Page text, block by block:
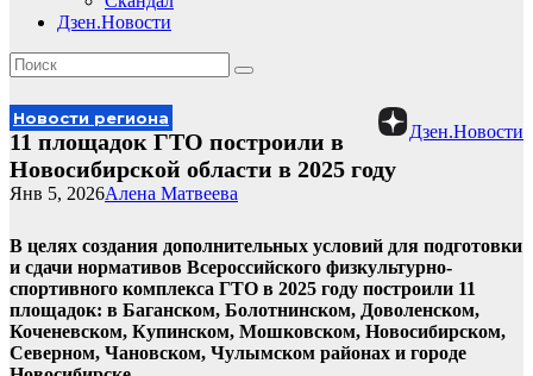
Дзен.Новости
Дзен.Новости
Новости региона
11 площадок ГТО построили в
Новосибирской области в 2025 году
Алена Матвеева
Янв 5, 2026
В целях создания дополнительных условий для подготовки
и сдачи нормативов Всероссийского физкультурно-
спортивного комплекса ГТО в 2025 году построили 11
площадок: в Баганском, Болотнинском, Доволенском,
Коченевском, Купинском, Мошковском, Новосибирском,
Северном, Чановском, Чулымском районах и городе